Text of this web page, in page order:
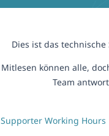
Dies ist das
Mitlesen können alle,
Team
Supporter Working Hours